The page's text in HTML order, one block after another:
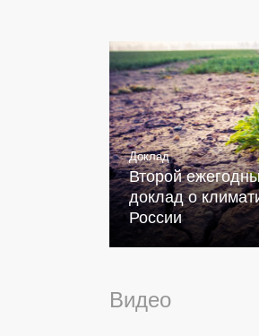
Доклад
Второй
доклад о
России
Видео